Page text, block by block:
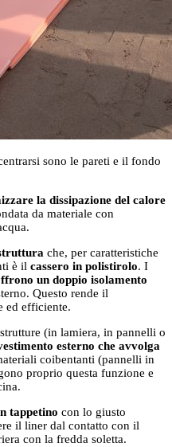
sono le pareti e il fondo
la dissipazione del calore
da materiale con
che, per caratteristiche
è il cassero in polistirolo. I
un doppio isolamento
Questo rende il
ed efficiente.
(in lamiera, in pannelli o
esterno che avvolga
coibentanti (pannelli in
proprio questa funzione e
tappetino con lo giusto
il liner dal contatto con il
con la fredda soletta.